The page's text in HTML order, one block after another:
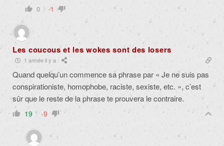
0 -1
Les coucous et les wokes sont des losers
1 année il y a
Quand quelqu’un commence sa phrase par « Je ne suis pas
conspirationiste, homophobe, raciste, sexiste, etc. », c’est
sûr que le reste de la phrase te prouvera le contraire.
19 -9